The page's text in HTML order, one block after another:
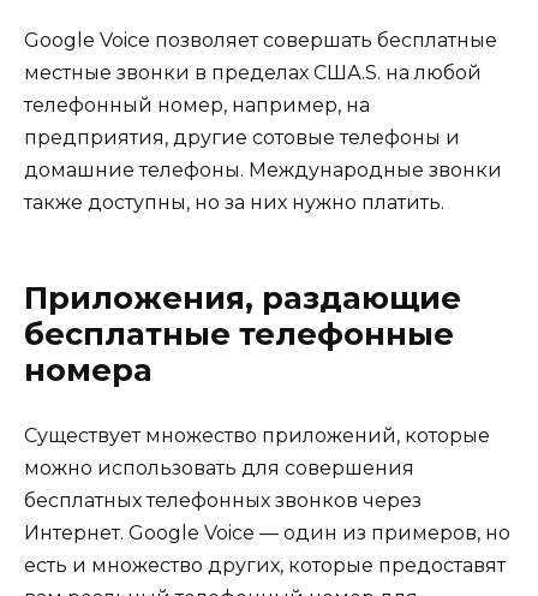
Google Voice позволяет совершать бесплатные
местные звонки в пределах США.S. на любой
телефонный номер, например, на
предприятия, другие сотовые телефоны и
домашние телефоны. Международные звонки
также доступны, но за них нужно платить.
Приложения, раздающие
бесплатные телефонные
номера
Существует множество приложений, которые
можно использовать для совершения
бесплатных телефонных звонков через
Интернет. Google Voice — один из примеров, но
есть и множество других, которые предоставят